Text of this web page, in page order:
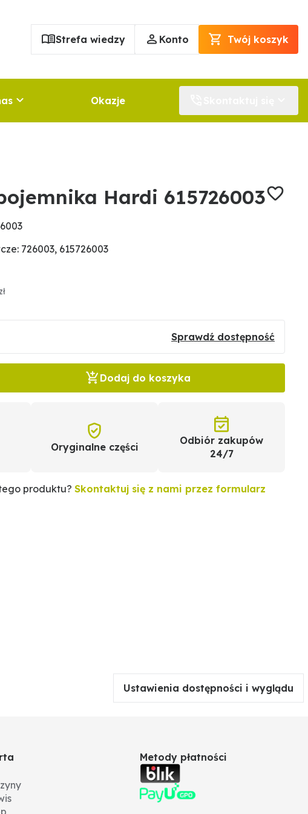
Strefa wiedzy Konto Twój koszyk
Okazje
Hardi 615726003
726003, 615726003
Sprawdź dostępność
Dodaj do koszyka
Oryginalne części
Odbiór zakupów
24/7
produktu? Skontaktuj się z nami przez formularz
Ustawienia dostępności i wyglądu
Metody płatności